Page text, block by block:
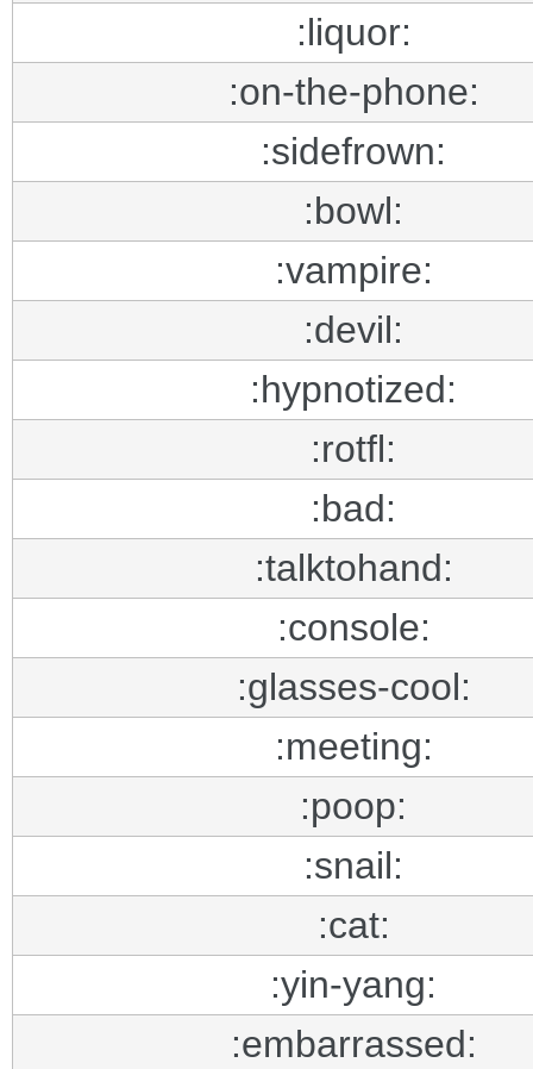
:liquor:
:on-the-phone:
:sidefrown:
:bowl:
:vampire:
:devil:
:hypnotized:
:rotfl:
:bad:
:talktohand:
:console:
:glasses-cool:
:meeting:
:poop:
:snail:
:cat:
:yin-yang:
:embarrassed: